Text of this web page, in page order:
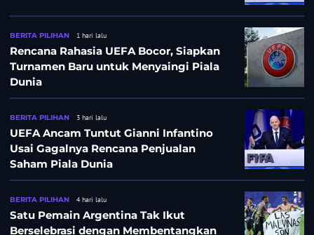
BERITA PILIHAN 1 hari lalu
Rencana Rahasia UEFA Bocor, Siapkan
Turnamen Baru untuk Menyaingi Piala
Dunia
BERITA PILIHAN 3 hari lalu
UEFA Ancam Tuntut Gianni Infantino
Usai Gagalnya Rencana Penjualan
Saham Piala Dunia
BERITA PILIHAN 4 hari lalu
Satu Pemain Argentina Tak Ikut
Berselebrasi dengan Membentangkan